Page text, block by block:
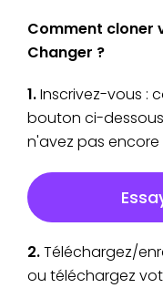
Comment cloner
Changer ?
1.Inscrivez-vous :
bouton ci-
n'avez pas
2.Téléchargez/
ou téléchargez